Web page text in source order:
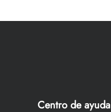
Centro de ayuda